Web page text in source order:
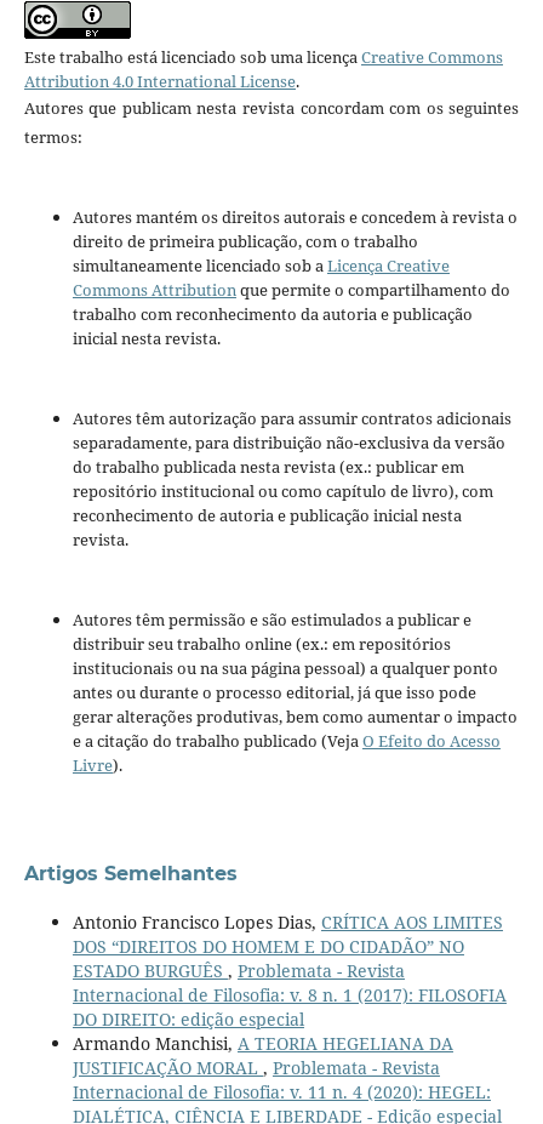
Este trabalho está licenciado sob uma licençaCreative Commons
Attribution 4.0 International License.
Autores que publicam nesta revista concordam com os seguintes
termos:
Autores mantém os direitos autorais e concedem à revista o
direito de primeira publicação, com o trabalho
simultaneamente licenciado sob aLicença Creative
Commons Attributionque permite o compartilhamento do
trabalho com reconhecimento da autoria e publicação
inicial nesta revista.
Autores têm autorização para assumir contratos adicionais
separadamente, para distribuição não-exclusiva da versão
do trabalho publicada nesta revista (ex.: publicar em
repositório institucional ou como capítulo de livro), com
reconhecimento de autoria e publicação inicial nesta
revista.
Autores têm permissão e são estimulados a publicar e
distribuir seu trabalho online (ex.: em repositórios
institucionais ou na sua página pessoal) a qualquer ponto
antes ou durante o processo editorial, já que isso pode
gerar alterações produtivas, bem como aumentar o impacto
e a citação do trabalho publicado (VejaO Efeito do Acesso
Livre).
Artigos Semelhantes
Antonio Francisco Lopes Dias, CRÍTICA AOS LIMITES
DOS “DIREITOS DO HOMEM E DO CIDADÃO” NO
ESTADO BURGUÊS , Problemata - Revista
Internacional de Filosofia: v. 8 n. 1 (2017): FILOSOFIA
DO DIREITO: edição especial
Armando Manchisi, A TEORIA HEGELIANA DA
JUSTIFICAÇÃO MORAL , Problemata - Revista
Internacional de Filosofia: v. 11 n. 4 (2020): HEGEL:
DIALÉTICA, CIÊNCIA E LIBERDADE - Edição especial